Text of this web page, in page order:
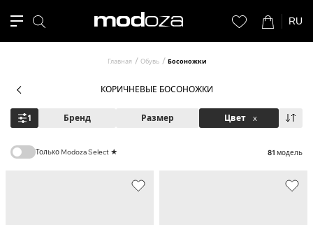
RU
Главная Обувь Босоножки
КОРИЧНЕВЫЕ БОСОНОЖКИ
1 Бренд Размер Цвет x
Только Modoza Select ★ 81 модель